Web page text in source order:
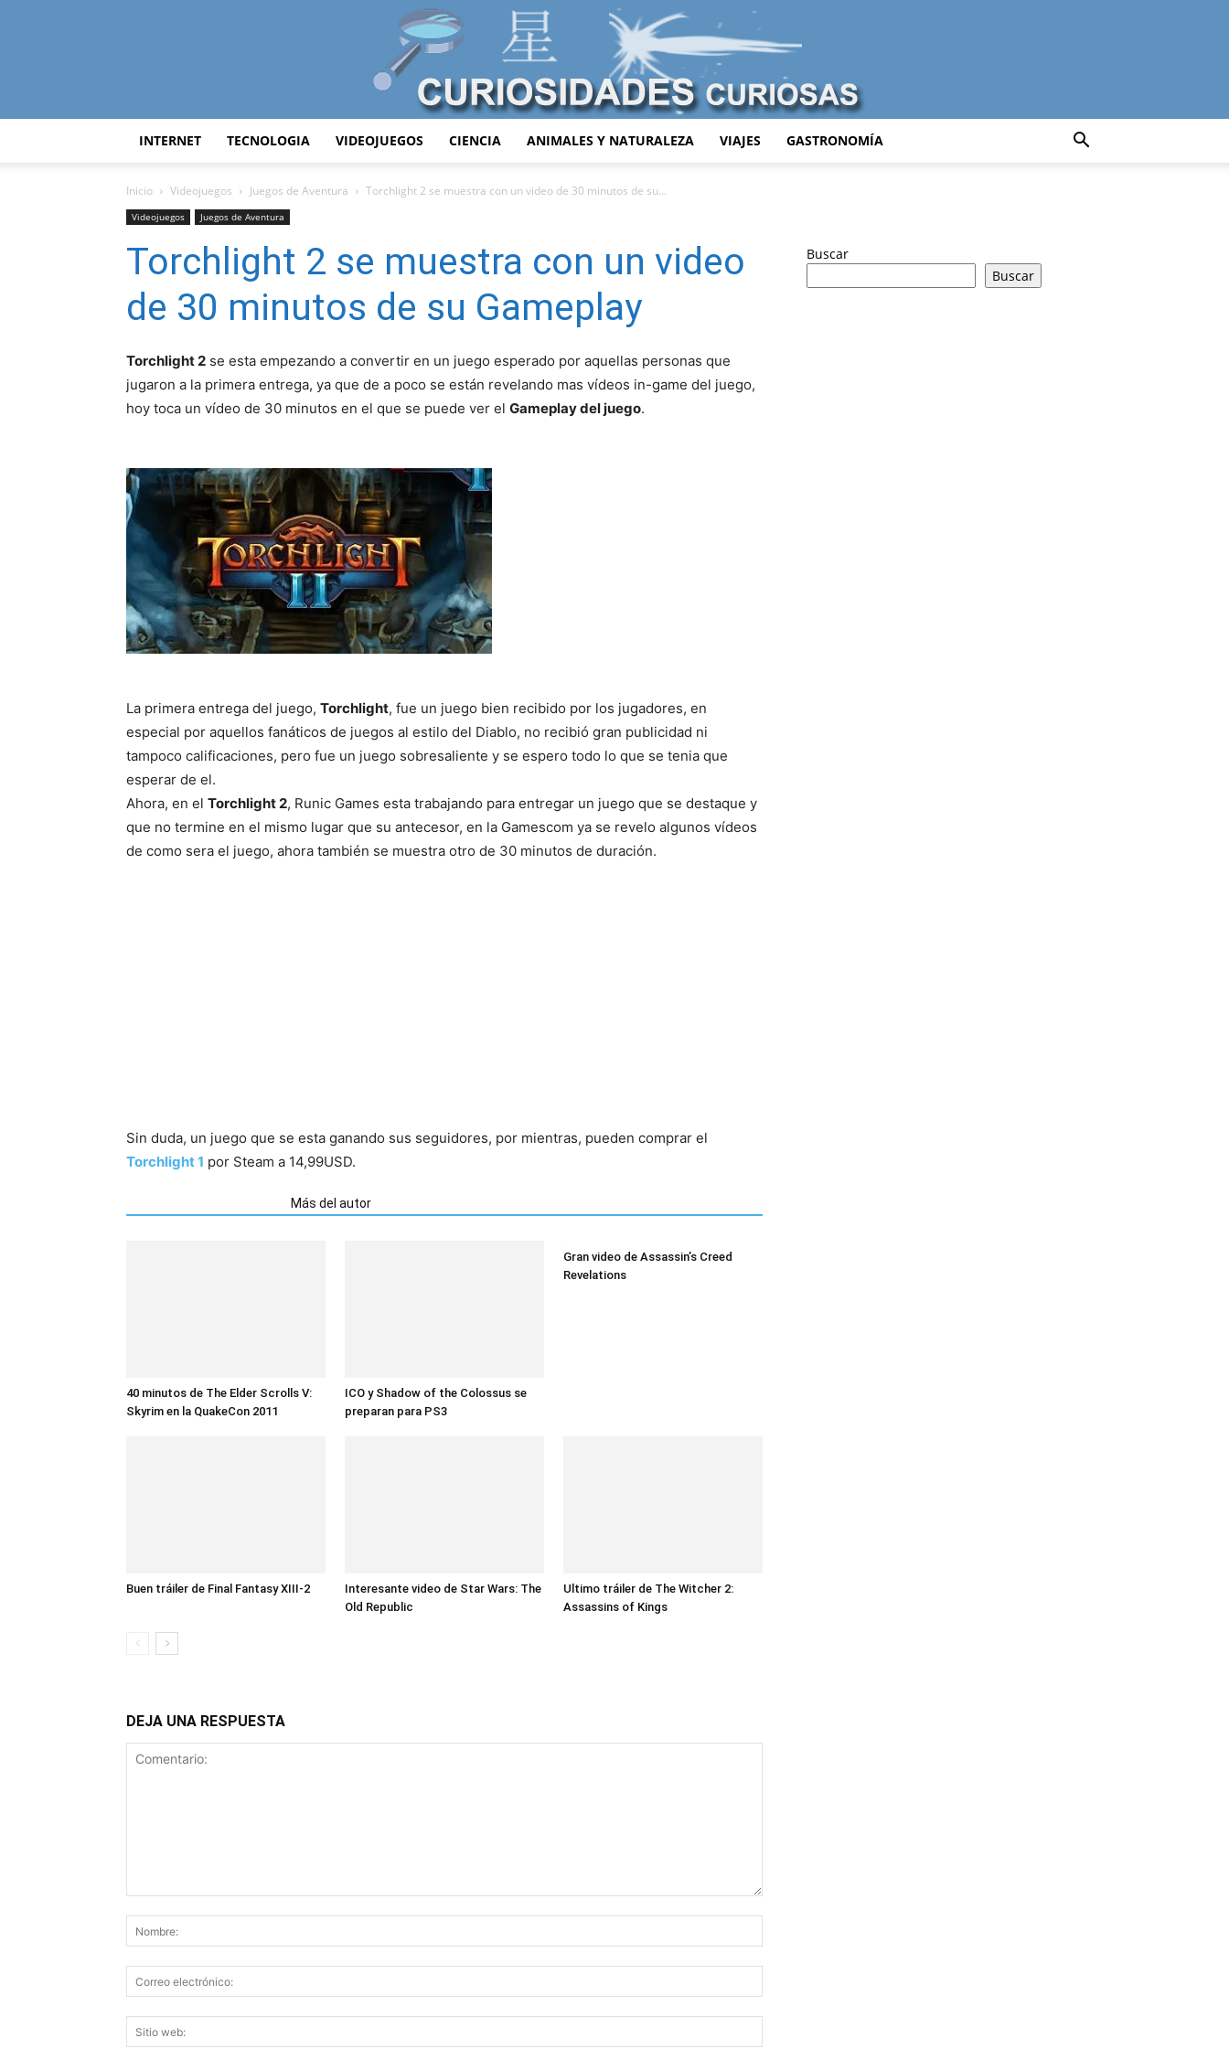
del
INTERNET TECNOLOGIA VIDEOJUEGOS CIENCIA ANIMALES Y NATURALEZA VIAJES GASTRONOMÍA
Inicio Videojuegos Juegos de Aventura Torchlight 2 se muestra con un video de 30 minutos de su...
Videojuegos Juegos de Aventura
Torchlight 2 se muestra con un video
de 30 minutos de su Gameplay
Torchlight 2 se esta empezando a convertir en un juego esperado por aquellas personas que
jugaron a la primera entrega, ya que de a poco se están revelando mas vídeos in-game del juego,
hoy toca un vídeo de 30 minutos en el que se puede ver el Gameplay del juego.
La primera entrega del juego, Torchlight, fue un juego bien recibido por los jugadores, en
especial por aquellos fanáticos de juegos al estilo del Diablo, no recibió gran publicidad ni
tampoco calificaciones, pero fue un juego sobresaliente y se espero todo lo que se tenia que
esperar de el.
Ahora, en el Torchlight 2, Runic Games esta trabajando para entregar un juego que se destaque y
que no termine en el mismo lugar que su antecesor, en la Gamescom ya se revelo algunos vídeos
de como sera el juego, ahora también se muestra otro de 30 minutos de duración.
Sin duda, un juego que se esta ganando sus seguidores, por mientras, pueden comprar el
Torchlight 1 por Steam a 14,99USD.
Más del autor
40 minutos de The Elder Scrolls V:
Skyrim en la QuakeCon 2011
ICO y Shadow of the Colossus se
preparan para PS3
Gran video de Assassin’s Creed
Revelations
Buen tráiler de Final Fantasy XIII-2
Interesante video de Star Wars: The
Old Republic
Ultimo tráiler de The Witcher 2:
Assassins of Kings
DEJA UNA RESPUESTA
Buscar
Buscar